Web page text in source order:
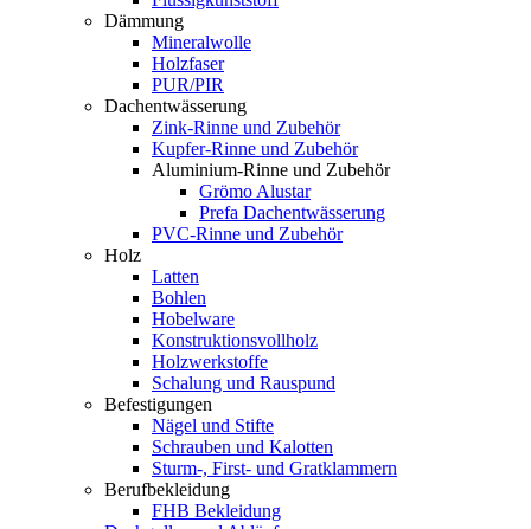
Dämmung
Mineralwolle
Holzfaser
PUR/PIR
Dachentwässerung
Zink-Rinne und Zubehör
Kupfer-Rinne und Zubehör
Aluminium-Rinne und Zubehör
Grömo Alustar
Prefa Dachentwässerung
PVC-Rinne und Zubehör
Holz
Latten
Bohlen
Hobelware
Konstruktionsvollholz
Holzwerkstoffe
Schalung und Rauspund
Befestigungen
Nägel und Stifte
Schrauben und Kalotten
Sturm-, First- und Gratklammern
Berufbekleidung
FHB Bekleidung